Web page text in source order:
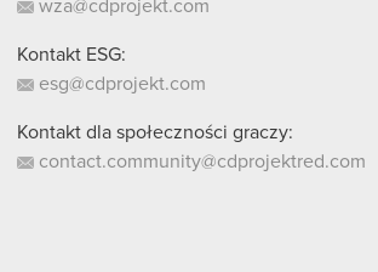
wza@cdprojekt.com
Kontakt ESG:
esg@cdprojekt.com
Kontakt dla społeczności graczy:
contact.community@cdprojektred.com